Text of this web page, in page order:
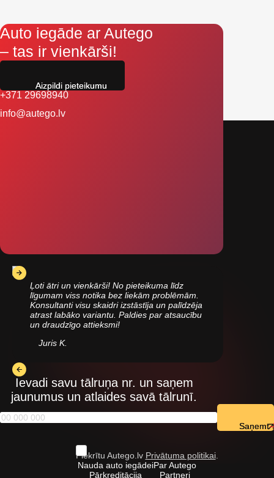
Auto iegāde ar Autego
– tas ir vienkārši!
+371 29698940
info@autego.lv
Ļoti ātri un vienkārši! No pieteikuma līdz
līgumam viss notika bez liekām problēmām.
Konsultanti visu skaidri izstāstīja un palīdzēja
atrast labāko variantu. Paldies par atsaucību
un draudzīgo attieksmi!
Juris K.
Ievadi savu tālruņa nr. un saņem
jaunumus un atlaides savā tālrunī.
Piekrītu Autego.lv Privātuma politikai.
Nauda auto iegādei
Pārkreditācija
Par Autego
Partneri